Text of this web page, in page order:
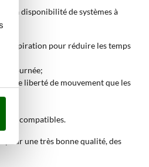
La disponibilité de systèmes à
l'aspiration pour réduire les temps
la journée;
liberté de mouvement que les
compatibles.
pour une très bonne qualité, des